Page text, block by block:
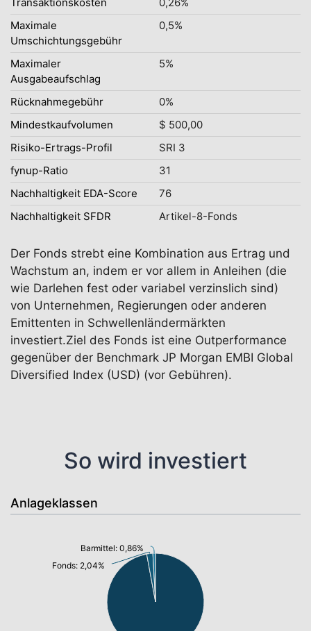
Maximale
Umschichtungsgebühr
0,5%
Maximaler
Ausgabeaufschlag
5%
Rücknahmegebühr
0%
Mindestkaufvolumen
$ 500,00
Risiko-Ertrags-Profil
SRI 3
fynup-Ratio
31
Nachhaltigkeit EDA-Score
76
Nachhaltigkeit SFDR
Artikel-8-Fonds
Der Fonds strebt eine Kombination aus Ertrag und
Wachstum an, indem er vor allem in Anleihen (die
wie Darlehen fest oder variabel verzinslich sind)
von Unternehmen, Regierungen oder anderen
Emittenten in Schwellenländermärkten
investiert.Ziel des Fonds ist eine Outperformance
gegenüber der Benchmark JP Morgan EMBI Global
Diversified Index (USD) (vor Gebühren).
So wird investiert
Anlageklassen
Fonds: 2,04%
Barmittel: 0,86%